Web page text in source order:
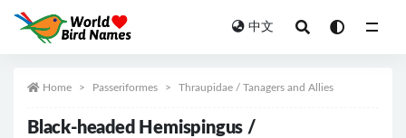
中文
Home Passeriformes Thraupidae / Tanagers and Allies
Black-headed Hemispingus /